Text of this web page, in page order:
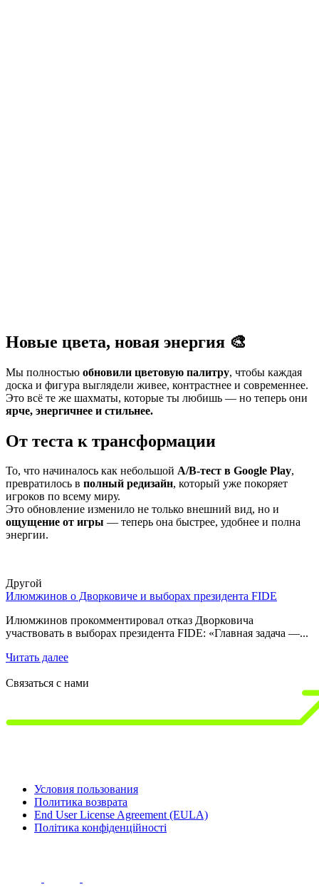
Новые цвета, новая энергия 🎨
Мы полностью обновили цветовую палитру, чтобы каждая
доска и фигура выглядели живее, контрастнее и современнее.
Это всё те же шахматы, которые ты любишь — но теперь они
ярче, энергичнее и стильнее.
От теста к трансформации
То, что начиналось как небольшой A/B-тест в Google Play,
превратилось в полный редизайн, который уже покоряет
игроков по всему миру.
Это обновление изменило не только внешний вид, но и
ощущение от игры — теперь она быстрее, удобнее и полна
энергии.
Другой
Илюмжинов о Дворковиче и выборах президента FIDE
Илюмжинов прокомментировал отказ Дворковича
участвовать в выборах президента FIDE: «Главная задача —...
Читать далее
Связаться с нами
Условия пользования
Политика возврата
End User License Agreement (EULA)
Політика конфіденційності